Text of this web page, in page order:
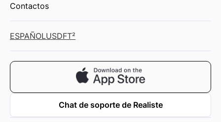
Contactos
ESPAÑOLUSDFT²
Chat de soporte de Realiste